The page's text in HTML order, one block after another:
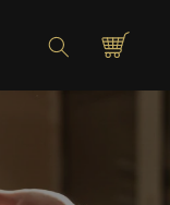
Warenkorb